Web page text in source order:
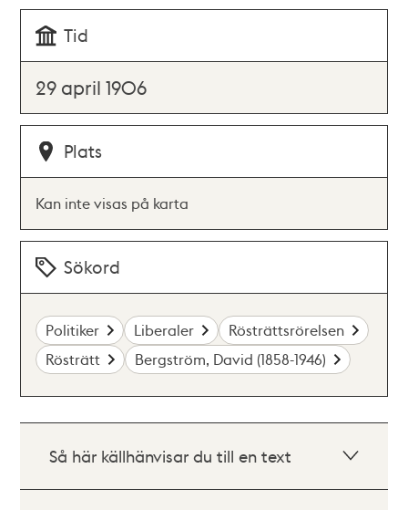
Tid
29 april 1906
Plats
Kan inte visas på karta
Sökord
Politiker Liberaler
Rösträttsrörelsen
Rösträtt
Bergström, David (1858-1946)
Så här källhänvisar du till en text